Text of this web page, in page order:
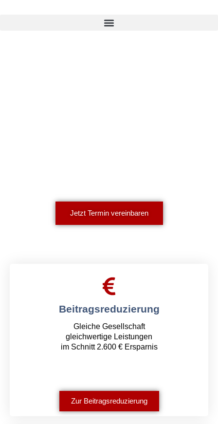
Jetzt Termin vereinbaren
Beitragsreduzierung
Gleiche Gesellschaft
gleichwertige Leistungen
im Schnitt 2.600 € Ersparnis
Zur Beitragsreduzierung